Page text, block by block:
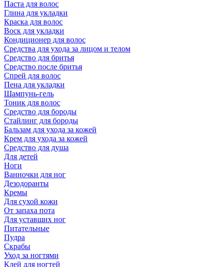
Паста для волос
Глина для укладки
Краска для волос
Воск для укладки
Кондиционер для волос
Средства для ухода за лицом и телом
Средство для бритья
Средство после бритья
Спрей для волос
Пена для укладки
Шампунь-гель
Тоник для волос
Средство для бороды
Стайлинг для бороды
Бальзам для ухода за кожей
Крем для ухода за кожей
Средство для душа
Для детей
Ноги
Ванночки для ног
Дезодоранты
Кремы
Для сухой кожи
От запаха пота
Для уставших ног
Питательные
Пудра
Скрабы
Уход за ногтями
Клей для ногтей